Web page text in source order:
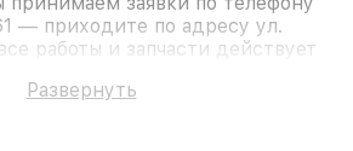
— приходите по адресу ул.
работы и запчасти действует
Развернуть